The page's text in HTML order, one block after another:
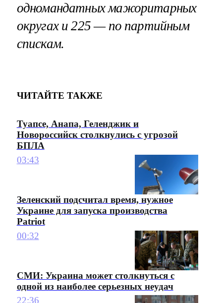
одномандатных мажоритарных
округах и 225 — по партийным
спискам.
ЧИТАЙТЕ ТАКЖЕ
Туапсе, Анапа, Геленджик и
Новороссийск столкнулись с угрозой
БПЛА
03:43
Зеленский подсчитал время, нужное
Украине для запуска производства
Patriot
00:32
СМИ: Украина может столкнуться с
одной из наиболее серьезных неудач
22:36